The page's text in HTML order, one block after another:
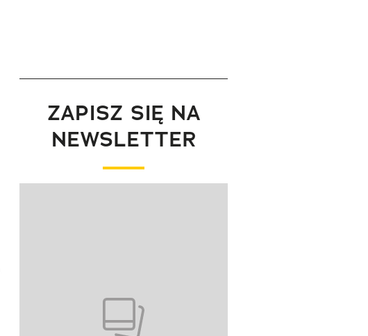
ZAPISZ SIĘ NA
NEWSLETTER